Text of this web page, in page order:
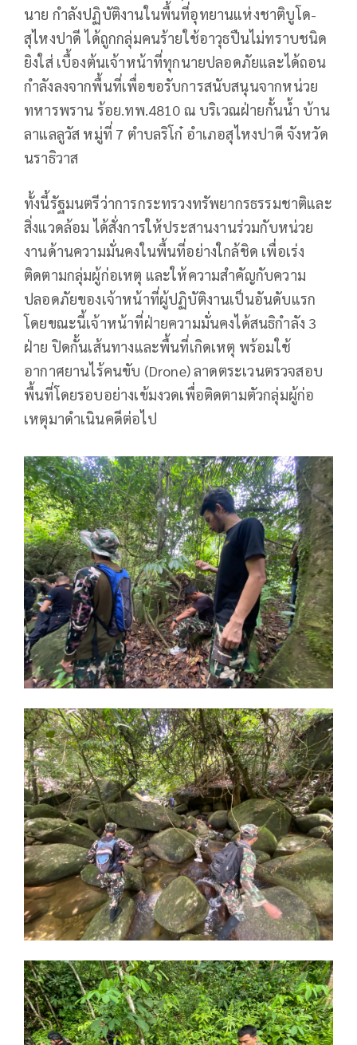
นาย กำลังปฏิบัติงานในพื้นที่อุทยานแห่งชาติบูโด-
สุไหงปาดี ได้ถูกกลุ่มคนร้ายใช้อาวุธปืนไม่ทราบชนิด
ยิงใส่ เบื้องต้นเจ้าหน้าที่ทุกนายปลอดภัยและได้ถอน
กำลังลงจากพื้นที่เพื่อขอรับการสนับสนุนจากหน่วย
ทหารพราน ร้อย.ทพ.4810 ณ บริเวณฝ่ายกั้นน้ำ บ้าน
ลาแลลูวัส หมู่ที่ 7 ตำบลริโก๋ อำเภอสุไหงปาดี จังหวัด
นราธิวาส
​ทั้งนี้รัฐมนตรีว่าการกระทรวงทรัพยากรธรรมชาติและ
สิ่งแวดล้อม ได้สั่งการให้ประสานงานร่วมกับหน่วย
งานด้านความมั่นคงในพื้นที่อย่างใกล้ชิด เพื่อเร่ง
ติดตามกลุ่มผู้ก่อเหตุ และให้ความสำคัญกับความ
ปลอดภัยของเจ้าหน้าที่ผู้ปฏิบัติงานเป็นอันดับแรก
โดยขณะนี้เจ้าหน้าที่ฝ่ายความมั่นคงได้สนธิกำลัง 3
ฝ่าย ปิดกั้นเส้นทางและพื้นที่เกิดเหตุ พร้อมใช้
อากาศยานไร้คนขับ (Drone) ลาดตระเวนตรวจสอบ
พื้นที่โดยรอบอย่างเข้มงวดเพื่อติดตามตัวกลุ่มผู้ก่อ
เหตุมาดำเนินคดีต่อไป